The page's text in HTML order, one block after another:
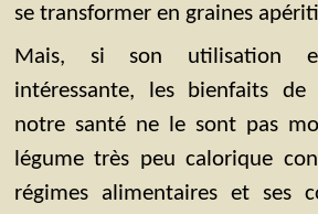
se transformer en graines
Mais, si son utilisation
intéressante, les bienfaits
notre santé ne le sont pas
légume très peu calorique
régimes alimentaires et ses